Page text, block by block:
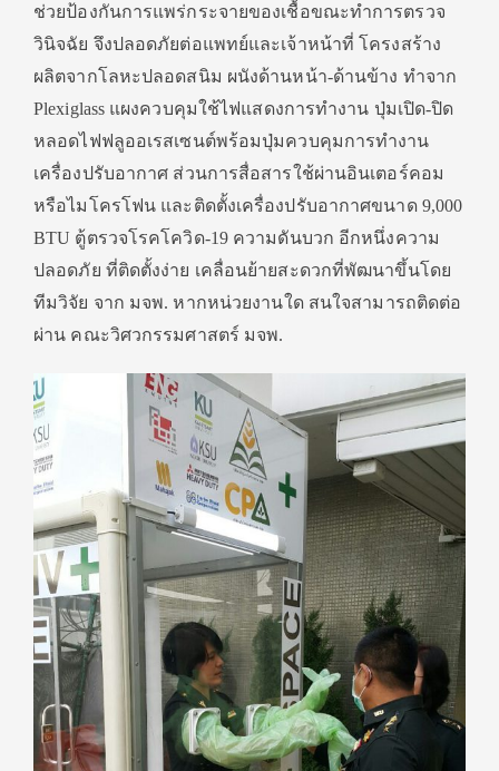
ช่วยป้องกันการแพร่กระจายของเชื้อขณะทำการตรวจ
วินิจฉัย จึงปลอดภัยต่อแพทย์และเจ้าหน้าที่ โครงสร้าง
ผลิตจากโลหะปลอดสนิม ผนังด้านหน้า-ด้านข้าง ทำจาก
Plexiglass แผงควบคุมใช้ไฟแสดงการทำงาน ปุ่มเปิด-ปิด
หลอดไฟฟลูออเรสเซนต์พร้อมปุ่มควบคุมการทำงาน
เครื่องปรับอากาศ ส่วนการสื่อสารใช้ผ่านอินเตอร์คอม
หรือไมโครโฟน และติดตั้งเครื่องปรับอากาศขนาด 9,000
BTU ตู้ตรวจโรคโควิด-19 ความดันบวก อีกหนึ่งความ
ปลอดภัย ที่ติดตั้งง่าย เคลื่อนย้ายสะดวกที่พัฒนาขึ้นโดย
ทีมวิจัย จาก มจพ. หากหน่วยงานใด สนใจสามารถติดต่อ
ผ่าน คณะวิศวกรรมศาสตร์ มจพ.